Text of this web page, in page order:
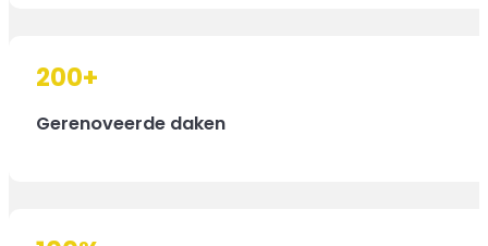
200+
Gerenoveerde daken